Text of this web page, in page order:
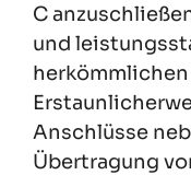
C
und
Anschlüsse
Übertragung